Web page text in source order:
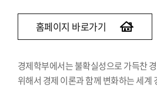
홈페이지 바로가기
경제학부에서는 불확실성으로 가득찬
위해서 경제 이론과 함께 변화하는 세계